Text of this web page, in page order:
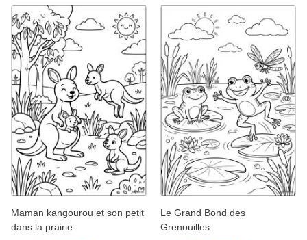
Maman kangourou et son petit
dans la prairie
Le Grand Bond des
Grenouilles